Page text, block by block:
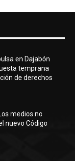
en Dajabón
temprana
de derechos
medios no
nuevo Código